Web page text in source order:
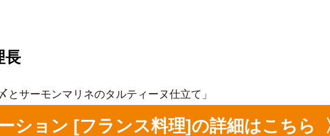
長
サーモンマリネのタルティーヌ仕立て」
ション [フランス料理]の詳細はこちら